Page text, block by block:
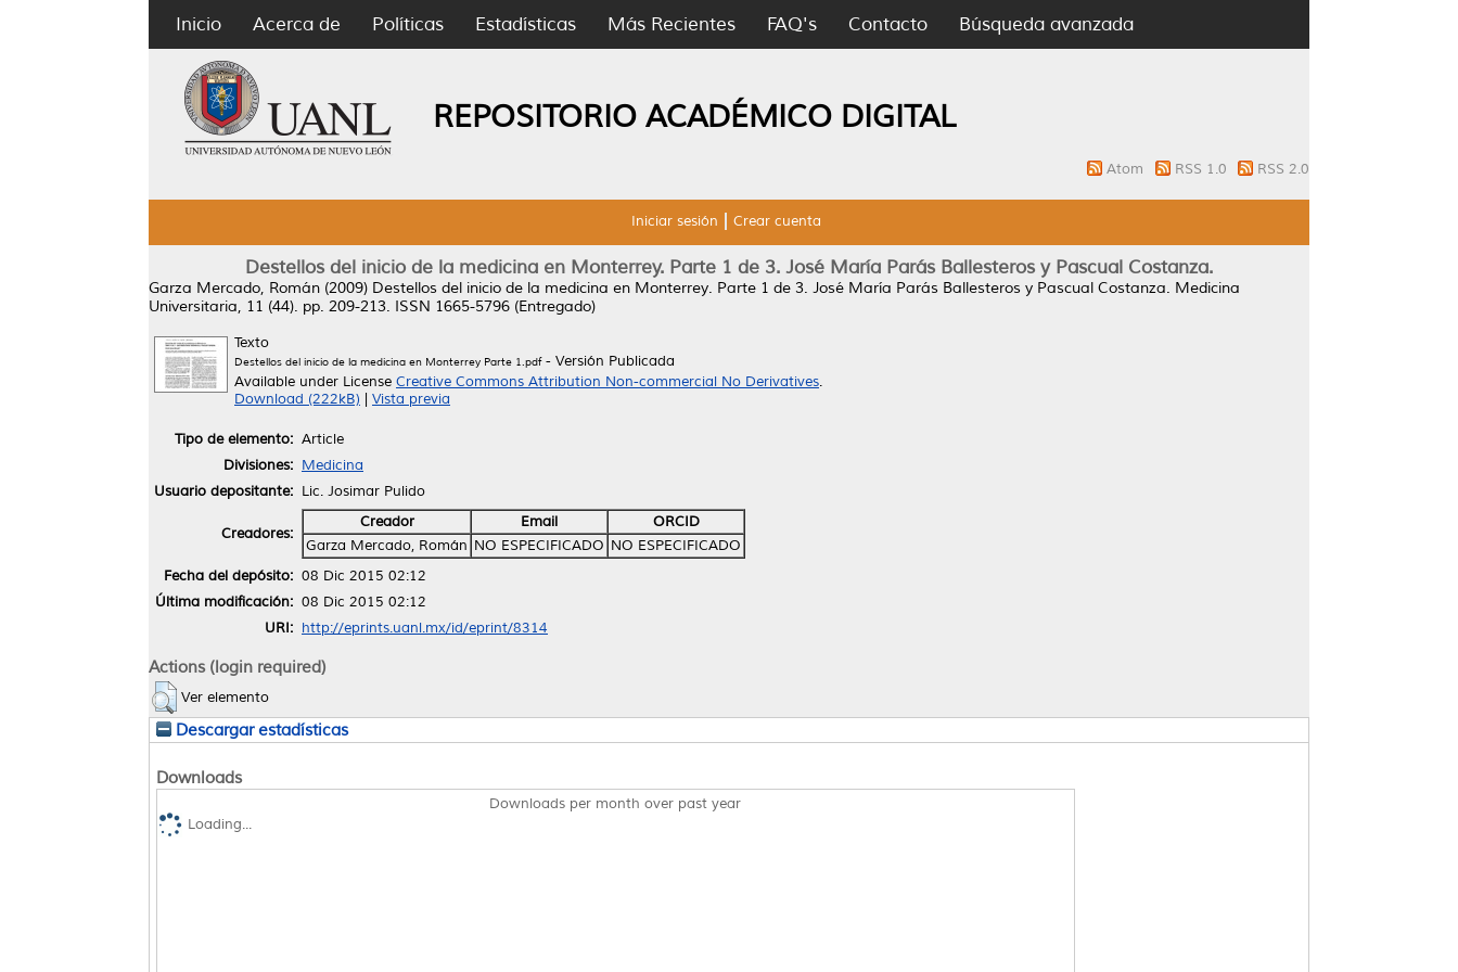
Inicio Acerca de Políticas Estadísticas Más Recientes FAQ's Contacto Búsqueda avanzada
REPOSITORIO ACADÉMICO DIGITAL
Atom RSS 1.0 RSS 2.0
Iniciar sesión Crear cuenta
Destellos del inicio de la medicina en Monterrey. Parte 1 de 3. José María Parás Ballesteros y Pascual Costanza.
Garza Mercado, Román (2009) Destellos del inicio de la medicina en Monterrey. Parte 1 de 3. José María Parás Ballesteros y Pascual Costanza. Medicina
Universitaria, 11 (44). pp. 209-213. ISSN 1665-5796 (Entregado)
Texto
Destellos del inicio de la medicina en Monterrey Parte 1.pdf- Versión Publicada
Available under License Creative Commons Attribution Non-commercial No Derivatives.
Download (222kB)
Vista previa
Tipo de elemento: Article
Divisiones: Medicina
Usuario depositante: Lic. Josimar Pulido
Creadores:
Creador Email
ORCID
Garza Mercado, Román NO ESPECIFICADO NO ESPECIFICADO
Fecha del depósito: 08 Dic 2015 02:12
Última modificación: 08 Dic 2015 02:12
URI: http://eprints.uanl.mx/id/eprint/8314
Actions (login required)
Ver elemento
Descargar estadísticas
Downloads
Downloads per month over past year
Loading...